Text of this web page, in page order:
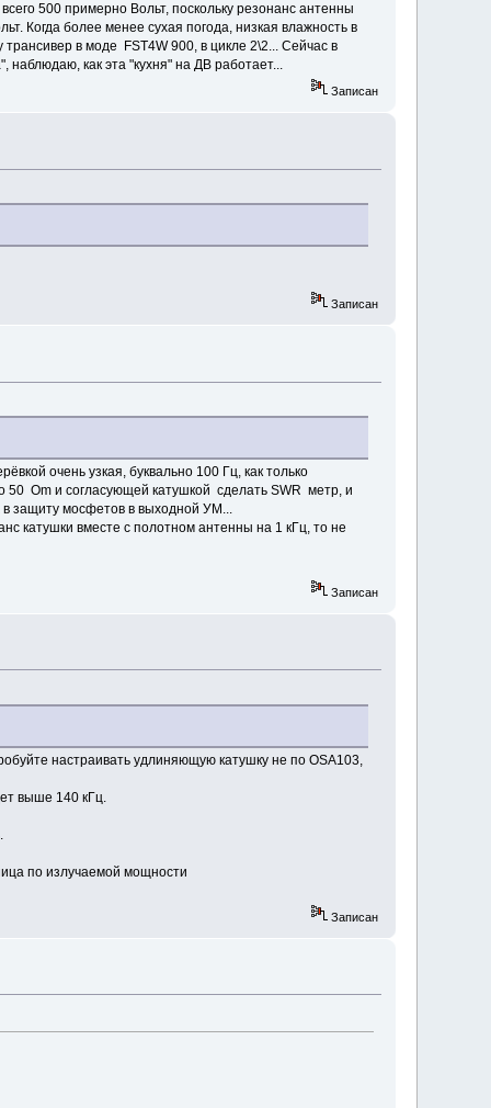
500 примерно Вольт, поскольку резонанс антенны
Когда более менее сухая погода, низкая влажность в
в моде FST4W 900, в цикле 2\2... Сейчас в
наблюдаю, как эта "кухня" на ДВ работает...
Записан
Записан
очень узкая, буквально 100 Гц, как только
Om и согласующей катушкой сделать SWR метр, и
в защиту мосфетов в выходной УМ...
катушки вместе с полотном антенны на 1 кГц, то не
Записан
настраивать удлиняющую катушку не по OSA103,
выше 140 кГц.
по излучаемой мощности
Записан